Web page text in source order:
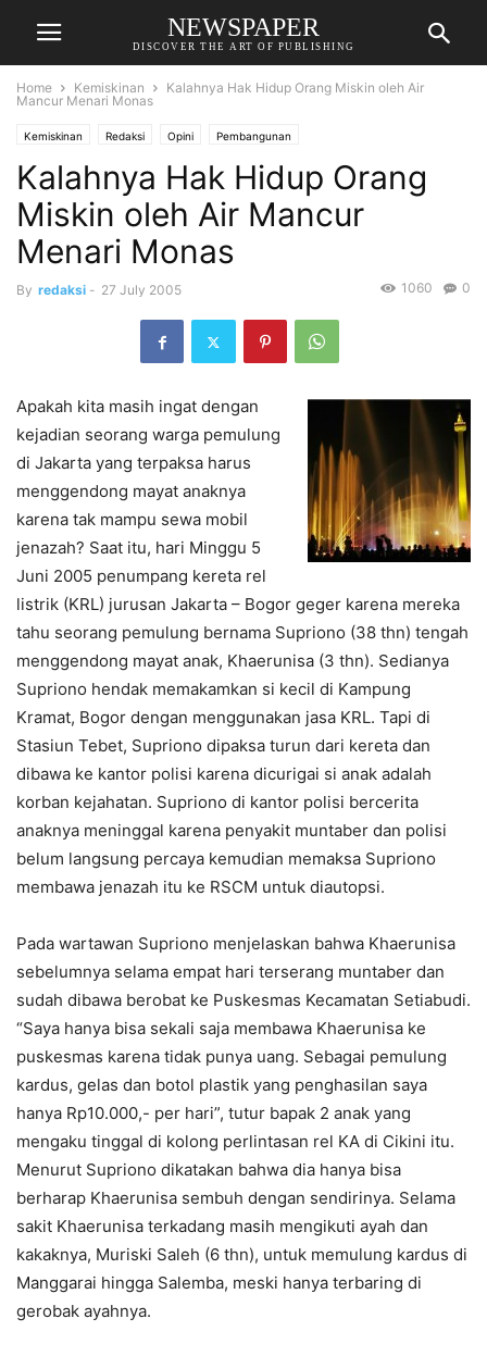
NEWSPAPER
DISCOVER THE ART OF PUBLISHING
Home Kemiskinan
Kalahnya Hak Hidup Orang Miskin oleh Air
Mancur Menari Monas
Kemiskinan Redaksi Opini Pembangunan
Kalahnya Hak Hidup Orang
Miskin oleh Air Mancur
Menari Monas
By redaksi - 27 July 2005 0
1060
Apakah kita masih ingat dengan
kejadian seorang warga pemulung
di Jakarta yang terpaksa harus
menggendong mayat anaknya
karena tak mampu sewa mobil
jenazah? Saat itu, hari Minggu 5
Juni 2005 penumpang kereta rel
listrik (KRL) jurusan Jakarta – Bogor geger karena mereka
tahu seorang pemulung bernama Supriono (38 thn) tengah
menggendong mayat anak, Khaerunisa (3 thn). Sedianya
Supriono hendak memakamkan si kecil di Kampung
Kramat, Bogor dengan menggunakan jasa KRL. Tapi di
Stasiun Tebet, Supriono dipaksa turun dari kereta dan
dibawa ke kantor polisi karena dicurigai si anak adalah
korban kejahatan. Supriono di kantor polisi bercerita
anaknya meninggal karena penyakit muntaber dan polisi
belum langsung percaya kemudian memaksa Supriono
membawa jenazah itu ke RSCM untuk diautopsi.
Pada wartawan Supriono menjelaskan bahwa Khaerunisa
sebelumnya selama empat hari terserang muntaber dan
sudah dibawa berobat ke Puskesmas Kecamatan Setiabudi.
“Saya hanya bisa sekali saja membawa Khaerunisa ke
puskesmas karena tidak punya uang. Sebagai pemulung
kardus, gelas dan botol plastik yang penghasilan saya
hanya Rp10.000,- per hari”, tutur bapak 2 anak yang
mengaku tinggal di kolong perlintasan rel KA di Cikini itu.
Menurut Supriono dikatakan bahwa dia hanya bisa
berharap Khaerunisa sembuh dengan sendirinya. Selama
sakit Khaerunisa terkadang masih mengikuti ayah dan
kakaknya, Muriski Saleh (6 thn), untuk memulung kardus di
Manggarai hingga Salemba, meski hanya terbaring di
gerobak ayahnya.